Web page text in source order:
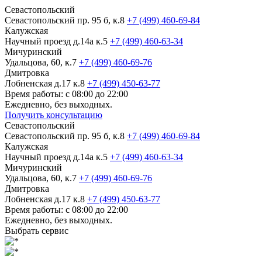
Севастопольский
Севастопольский пр. 95 б, к.8 +7 (499) 460-69-84
Калужская
Научный проезд д.14а к.5 +7 (499) 460-63-34
Мичуринский
Удальцова, 60, к.7 +7 (499) 460-69-76
Дмитровка
Лобненская д.17 к.8 +7 (499) 450-63-77
Время работы: с 08:00 до 22:00
Ежедневно, без выходных.
Получить консультацию
Севастопольский
Севастопольский пр. 95 б, к.8 +7 (499) 460-69-84
Калужская
Научный проезд д.14а к.5 +7 (499) 460-63-34
Мичуринский
Удальцова, 60, к.7 +7 (499) 460-69-76
Дмитровка
Лобненская д.17 к.8 +7 (499) 450-63-77
Время работы: с 08:00 до 22:00
Ежедневно, без выходных.
Выбрать сервис